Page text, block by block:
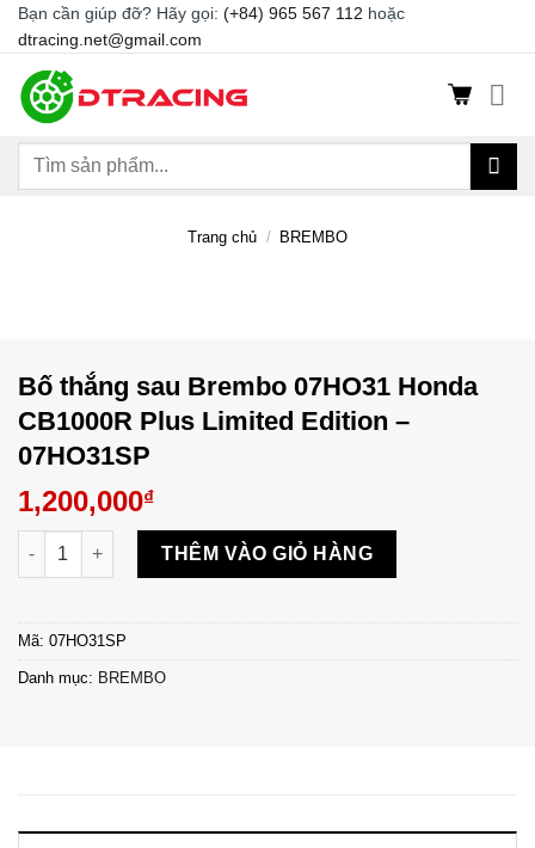
Chuyển
đến
dung
Bạn cần giúp đỡ? Hãy gọi: (+84) 965 567 112 hoặc
dtracing.net@gmail.com
Tìm
Trang chủ / BREMBO
Bố thắng sau Brembo 07HO31 Honda
CB1000R Plus Limited Edition –
07HO31SP
1,200,000₫
Bố thắng sau Brembo 07HO31 Honda CB1000R Plus Limited
THÊM VÀO GIỎ HÀNG
Mã: 07HO31SP
Danh mục: BREMBO